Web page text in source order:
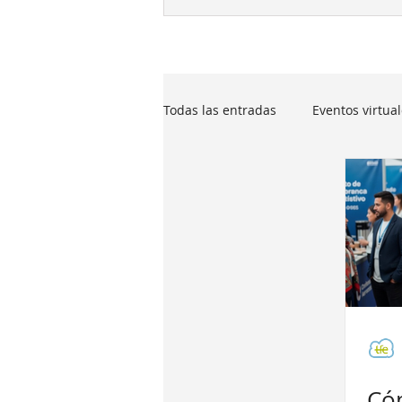
Todas las entradas Eventos
Software
Seating
Control y facturación para